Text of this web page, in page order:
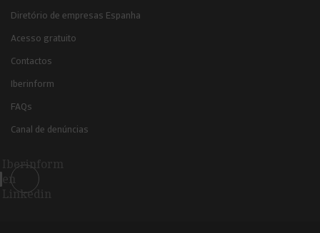
Diretório de empresas Espanha
Acesso gratuito
Contactos
Iberinform
FAQs
Canal de denúncias
Iberinform
en
Linkedin